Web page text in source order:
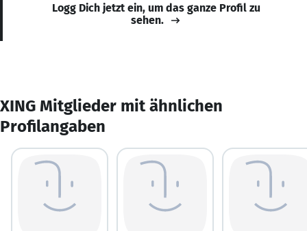
Logg Dich jetzt ein, um das ganze Profil zu
sehen.
XING Mitglieder mit ähnlichen
Profilangaben